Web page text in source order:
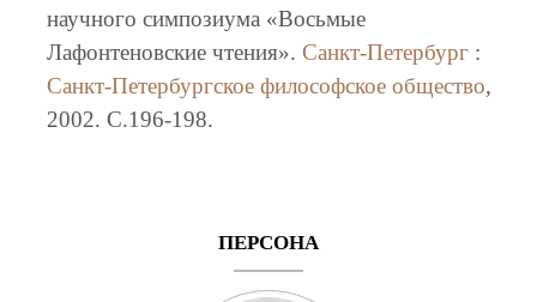
научного симпозиума «Восьмые
Лафонтеновские чтения». Санкт-Петербург:
Санкт-Петербургское философское общество,
2002. C.196-198.
ПЕРСОНА